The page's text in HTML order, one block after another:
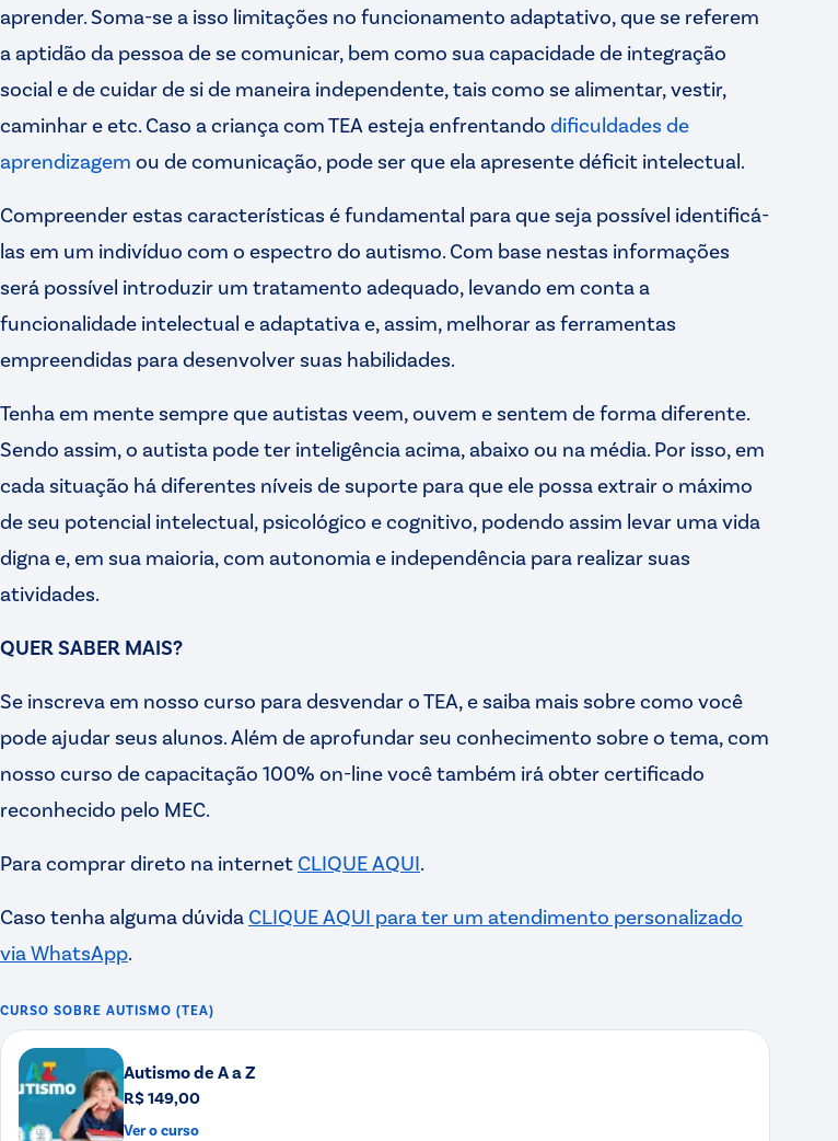
aprender. Soma-se a isso limitações no funcionamento adaptativo, que se referem
a aptidão da pessoa de se comunicar, bem como sua capacidade de integração
social e de cuidar de si de maneira independente, tais como se alimentar, vestir,
caminhar e etc. Caso a criança com TEA esteja enfrentando dificuldades de
aprendizagem ou de comunicação, pode ser que ela apresente déficit intelectual.
Compreender estas características é fundamental para que seja possível identificá-
las em um indivíduo com o espectro do autismo. Com base nestas informações
será possível introduzir um tratamento adequado, levando em conta a
funcionalidade intelectual e adaptativa e, assim, melhorar as ferramentas
empreendidas para desenvolver suas habilidades.
Tenha em mente sempre que autistas veem, ouvem e sentem de forma diferente.
Sendo assim, o autista pode ter inteligência acima, abaixo ou na média. Por isso, em
cada situação há diferentes níveis de suporte para que ele possa extrair o máximo
de seu potencial intelectual, psicológico e cognitivo, podendo assim levar uma vida
digna e, em sua maioria, com autonomia e independência para realizar suas
atividades.
QUER SABER MAIS?
Se inscreva em nosso curso para desvendar o TEA, e saiba mais sobre como você
pode ajudar seus alunos. Além de aprofundar seu conhecimento sobre o tema, com
nosso curso de capacitação 100% on-line você também irá obter certificado
reconhecido pelo MEC.
Para comprar direto na internet CLIQUE AQUI.
Caso tenha alguma dúvida CLIQUE AQUI para ter um atendimento personalizado
via WhatsApp.
CURSO SOBRE AUTISMO (TEA)
Autismo de A a Z
R$ 149,00
Ver o curso